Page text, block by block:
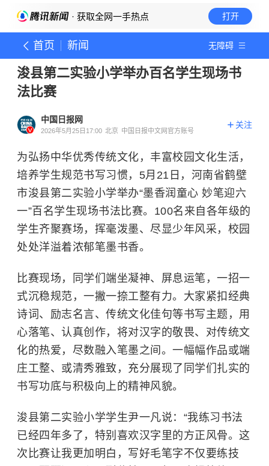
· 获取全网一手热点 打开
首页 新闻 无障碍
浚县第二实验小学举办百名学生现场书
法比赛
中国日报网
2026年5月25日17:00 北京 中国日报中文网官方账号
关注
为弘扬中华优秀传统文化，丰富校园文化生活，
培养学生规范书写习惯，5月21日，河南省鹤壁
市浚县第二实验小学举办“墨香润童心 妙笔迎六
一”百名学生现场书法比赛。100名来自各年级的
学生齐聚赛场，挥毫泼墨、尽显少年风采，校园
处处洋溢着浓郁笔墨书香。
比赛现场，同学们端坐凝神、屏息运笔，一招一
式沉稳规范，一撇一捺工整有力。大家紧扣经典
诗词、励志名言、传统文化佳句等书写主题，用
心落笔、认真创作，将对汉字的敬畏、对传统文
化的热爱，尽数融入笔墨之间。一幅幅作品或端
庄工整、或清秀雅致，充分展现了同学们扎实的
书写功底与积极向上的精神风貌。
浚县第二实验小学学生尹一凡说：“我练习书法
已经四年多了，特别喜欢汉字里的方正风骨。这
次比赛让我更加明白，写好毛笔字不仅要练技